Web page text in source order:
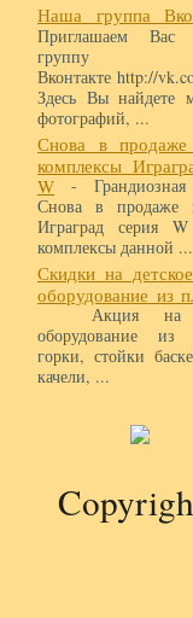
Наша группа
Приглашаем
группу
Вконтакте http://
Здесь Вы найдете
фотографий, ...
Снова в продаже
комплексы
W - Грандиозная
Снова в продаже
Играград серия
комплексы данной ...
Скидки на
оборудование из
Акция на
оборудование из
горки, стойки
качели, ...